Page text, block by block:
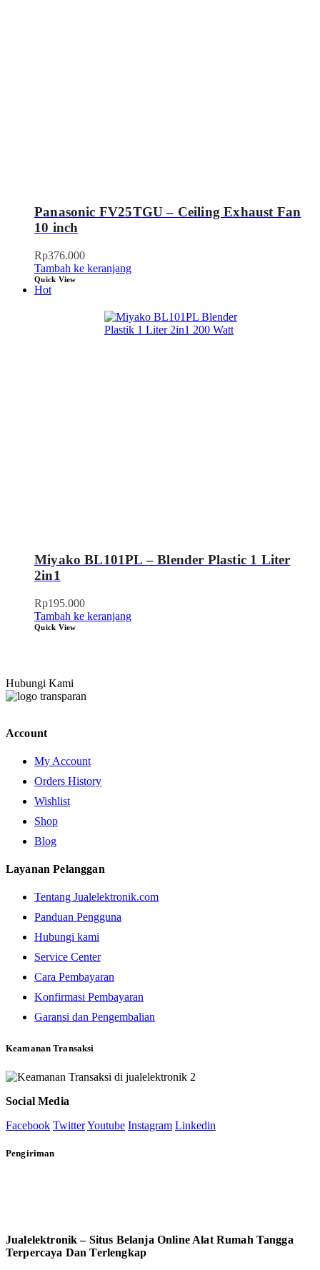
Panasonic FV25TGU – Ceiling Exhaust Fan
10 inch
Rp376.000
Tambah ke keranjang
Quick View
Hot
Miyako BL101PL – Blender Plastic 1 Liter
2in1
Rp195.000
Tambah ke keranjang
Quick View
Hubungi Kami
Account
My Account
Orders History
Wishlist
Shop
Blog
Layanan Pelanggan
Tentang Jualelektronik.com
Panduan Pengguna
Hubungi kami
Service Center
Cara Pembayaran
Konfirmasi Pembayaran
Garansi dan Pengembalian
Keamanan Transaksi
Social Media
Facebook TwitterYoutube Instagram Linkedin
Pengiriman
Jualelektronik – Situs Belanja Online Alat Rumah Tangga
Terpercaya Dan Terlengkap